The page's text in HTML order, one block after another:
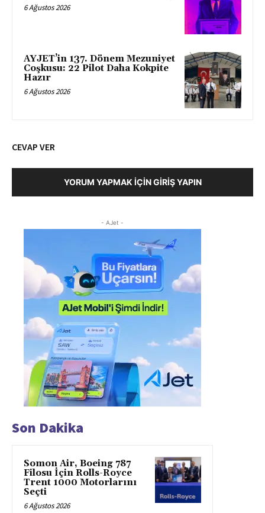
6 Ağustos 2026
AYJET’in 137. Dönem Mezuniyet
Coşkusu: 22 Pilot Daha Kokpite
Hazır
6 Ağustos 2026
CEVAP VER
YORUM YAPMAK İÇIN GIRIŞ YAPIN
- AJet -
Son Dakika
Somon Air, Boeing 787
Filosu İçin Rolls-Royce
Trent 1000 Motorlarını
Seçti
6 Ağustos 2026